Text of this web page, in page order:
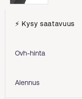
⚡ Kysy saatavuus
Ovh-hinta
Alennus